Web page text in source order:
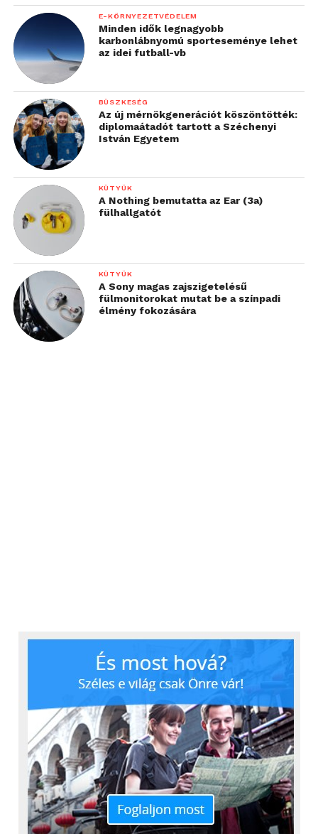
E-KÖRNYEZETVÉDELEM
Minden idők legnagyobb
karbonlábnyomú sporteseménye lehet
az idei futball-vb
BÜSZKESÉG
Az új mérnökgenerációt köszöntötték:
diplomaátadót tartott a Széchenyi
István Egyetem
KÜTYÜK
A Nothing bemutatta az Ear (3a)
fülhallgatót
KÜTYÜK
A Sony magas zajszigetelésű
fülmonitorokat mutat be a színpadi
élmény fokozására